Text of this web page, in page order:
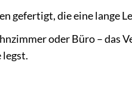
gefertigt, die eine lange
oder Büro – das
legst.